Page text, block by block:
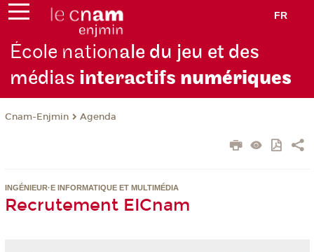
FR
École nationale du jeu et des
médias interactifs numériques
Cnam-Enjmin Agenda
INGÉNIEUR·E INFORMATIQUE ET MULTIMÉDIA
Recrutement EICnam